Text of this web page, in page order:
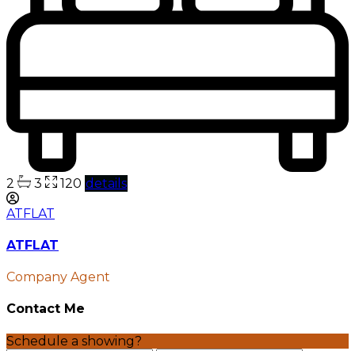
2 3 120 details
ATFLAT
ATFLAT
Company Agent
Contact Me
Schedule a showing?